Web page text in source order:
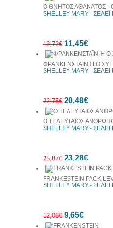
Ο ΘΝΗΤΟΣ ΑΘΑΝΑΤΟΣ -
SHELLEY MARY - ΣΕΛΕΪ
12,72€ 11,45€
ΦΡΑΝΚΕΝΣΤΑΪΝ Ή Ο
SHELLEY MARY - ΣΕΛΕΪ
22,75€ 20,48€
Ο ΤΕΛΕΥΤΑΙΟΣ
SHELLEY MARY - ΣΕΛΕΪ
25,87€ 23,28€
FRANKESTEIN PACK
SHELLEY MARY - ΣΕΛΕΪ
12,06€ 9,65€